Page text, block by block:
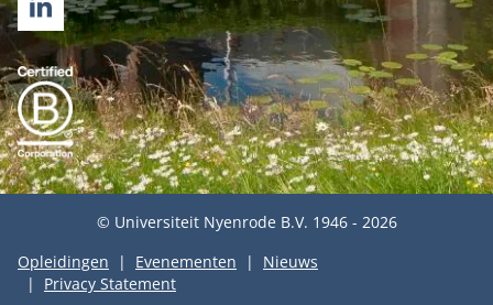
LINKEDIN
© Universiteit Nyenrode B.V. 1946 - 2026
Opleidingen
Evenementen
Nieuws
Privacy Statement